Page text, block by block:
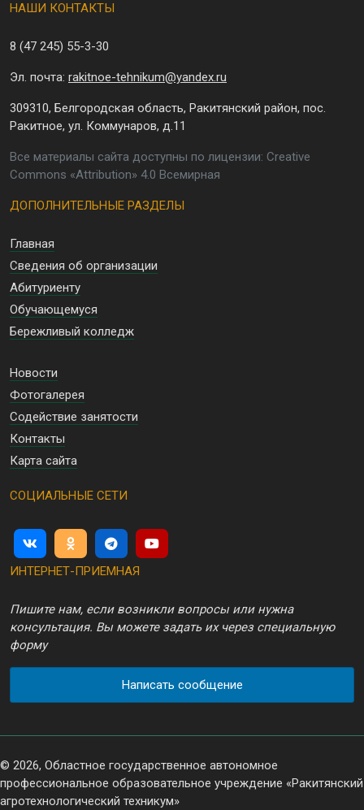
НАШИ КОНТАКТЫ
8 (47 245) 55-3-30
Эл. почта: rakitnoe-tehnikum@yandex.ru
309310, Белгородская область, Ракитянский район, пос.
Ракитное, ул. Коммунаров, д.11
Все материалы сайта доступны по лицензии: Creative
Commons «Attribution» 4.0 Всемирная
ДОПОЛНИТЕЛЬНЫЕ РАЗДЕЛЫ
Главная
Сведения об организации
Абитуриенту
Обучающемуся
Бережливый колледж
Новости
Фотогалерея
Содействие занятости
Контакты
Карта сайта
СОЦИАЛЬНЫЕ СЕТИ
ИНТЕРНЕТ-ПРИЕМНАЯ
Пишите нам, если возникли вопросы или нужна
консультация. Вы можете задать их через специальную
форму
Написать сообщение
© 2026, Областное государственное автономное
профессиональное образовательное учреждение «Ракитянский
агротехнологический техникум»